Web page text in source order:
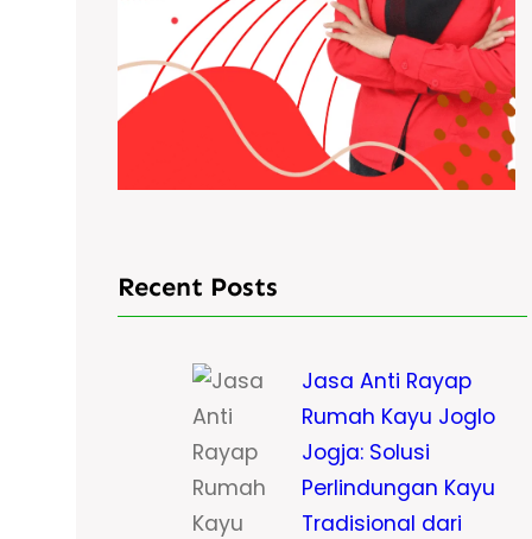
Recent Posts
Jasa Anti Rayap
Rumah Kayu Joglo
Jogja: Solusi
Perlindungan Kayu
Tradisional dari